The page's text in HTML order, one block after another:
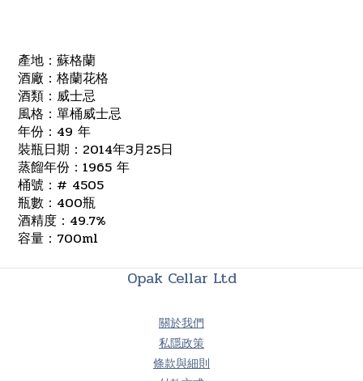
產地：蘇格蘭
酒廠：格蘭花格
酒類：威士忌
風格：單桶威士忌
年份：49 年
裝瓶日期：2014年3月25日
蒸餾年份：1965 年
桶號：# 4505
瓶數：400瓶
酒精度：49.7%
容量：700ml
Opak Cellar Ltd
關於我們
私隱政策
條款與細則